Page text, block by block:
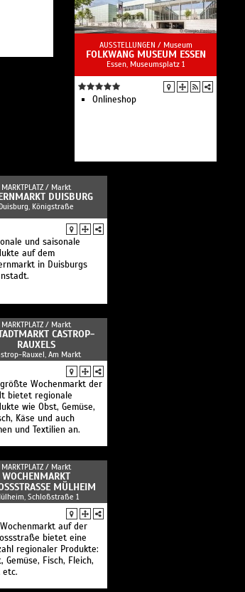
AUSSTELLUNGEN / Museum
FOLKWANG MUSEUM ESSEN
Essen, Museumsplatz 1
Onlineshop
MARKTPLATZ / Markt
DUISBURG
Duisburg, Königstraße
und saisonale
auf dem
in Duisburgs
MARKTPLATZ / Markt
CASTROP-
RAUXELS
Rauxel, Am Markt
Wochenmarkt der
bietet regionale
wie Obst, Gemüse,
Käse und auch
und Textilien an.
MARKTPLATZ / Markt
WOCHENMARKT
MÜLHEIM
Schloßstraße 1
auf der
bietet eine
regionaler Produkte:
Gemüse, Fisch, Fleich,
etc.